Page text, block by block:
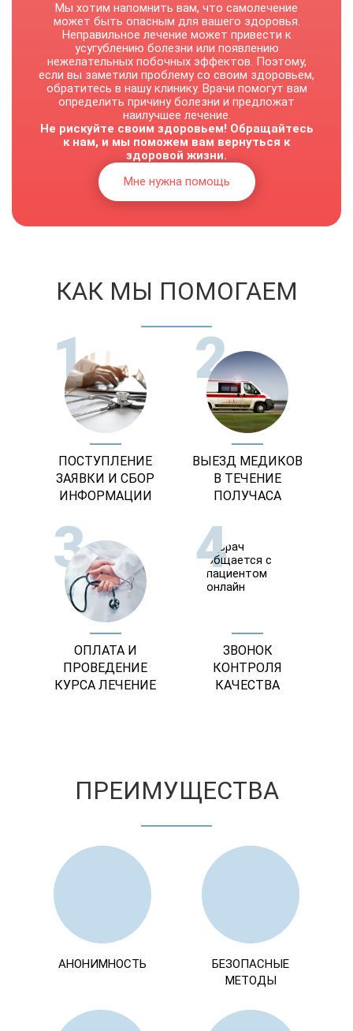
Мы хотим напомнить вам, что самолечение
может быть опасным для вашего здоровья.
Неправильное лечение может привести к
усугублению болезни или появлению
нежелательных побочных эффектов. Поэтому,
если вы заметили проблему со своим здоровьем,
обратитесь в нашу клинику. Врачи помогут вам
определить причину болезни и предложат
наилучшее лечение.
Не рискуйте своим здоровьем! Обращайтесь
к нам, и мы поможем вам вернуться к
здоровой жизни.
Мне нужна помощь
КАК МЫ ПОМОГАЕМ
1
ПОСТУПЛЕНИЕ
ЗАЯВКИ И СБОР
ИНФОРМАЦИИ
2
ВЫЕЗД МЕДИКОВ
В ТЕЧЕНИЕ
ПОЛУЧАСА
3
ОПЛАТА И
ПРОВЕДЕНИЕ
КУРСА ЛЕЧЕНИЕ
4
ЗВОНОК
КОНТРОЛЯ
КАЧЕСТВА
ПРЕИМУЩЕСТВА
АНОНИМНОСТЬ
БЕЗОПАСНЫЕ
МЕТОДЫ